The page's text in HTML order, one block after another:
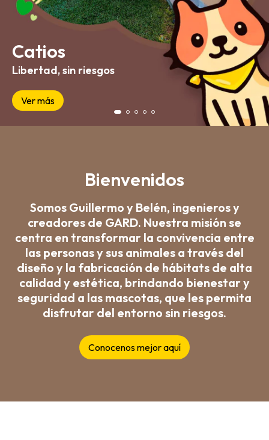
Libertad, sin riesgos
Catios
Ver más
Somos Guillermo y Belén, ingenieros y
creadores de GARD. Nuestra misión se
centra en transformar la convivencia entre
las personas y sus animales a través del
diseño y la fabricación de hábitats de alta
calidad y estética, brindando bienestar y
seguridad a las mascotas, que les permita
disfrutar del entorno sin riesgos.